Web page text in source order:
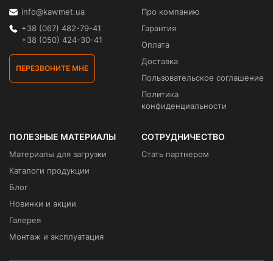
info@kawmet.ua
+38 (067) 482-79-41
+38 (050) 424-30-41
ПЕРЕЗВОНИТЕ МНЕ
Про компанию
Гарантия
Оплата
Доставка
Пользовательское соглашение
Политика
конфиденциальности
ПОЛЕЗНЫЕ МАТЕРИАЛЫ
Материалы для загрузки
Каталоги продукции
Блог
Новинки и акции
Галерея
Монтаж и эксплуатация
СОТРУДНИЧЕСТВО
Стать партнером